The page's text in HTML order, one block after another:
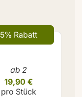
5% Rabatt
ab 2
19,90 €
pro Stück